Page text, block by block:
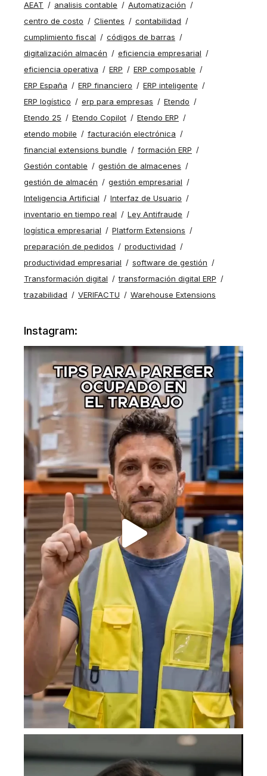
AEAT analisis contable
Automatización
centro de costo
Clientes
contabilidad
cumplimiento fiscal
códigos de barras
digitalización almacén
eficiencia empresarial
eficiencia operativa
ERP
ERP composable
ERP España
ERP financiero
ERP inteligente
ERP logístico
erp para empresas
Etendo
Etendo 25
Etendo Copilot
Etendo ERP
etendo mobile
facturación electrónica
financial extensions bundle
formación ERP
Gestión contable
gestión de almacenes
gestión de almacén
gestión empresarial
Inteligencia Artificial
Interfaz de Usuario
inventario en tiempo real
Ley Antifraude
logística empresarial
Platform Extensions
preparación de pedidos
productividad
productividad empresarial
software de gestión
Transformación digital
transformación digital ERP
trazabilidad
VERIFACTU Warehouse Extensions
Instagram: